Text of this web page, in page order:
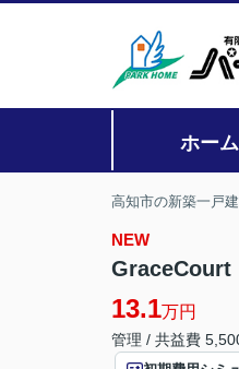
ホーム
高知市の新築一戸
NEW
GraceCourt
13.1万円
管理 / 共益費